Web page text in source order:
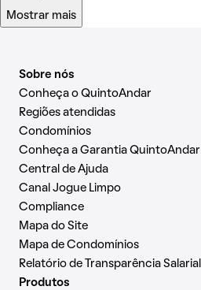
Mostrar mais
Sobre nós
Conheça o QuintoAndar
Regiões atendidas
Condomínios
Conheça a Garantia QuintoAndar
Central de Ajuda
Canal Jogue Limpo
Compliance
Mapa do Site
Mapa de Condomínios
Relatório de Transparência Salarial
Produtos